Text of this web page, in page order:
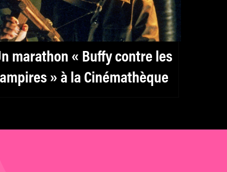
marathon « Buffy contre les
» à la Cinémathèque